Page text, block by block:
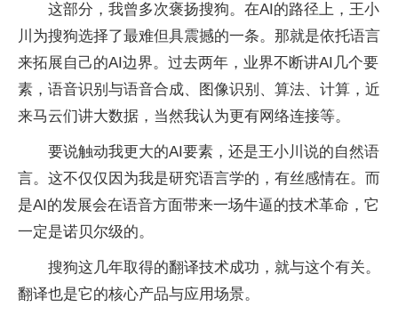
这部分，我曾多次褒扬搜狗。在AI的路径上，王小
川为搜狗选择了最难但具震撼的一条。那就是依托语言
来拓展自己的AI边界。过去两年，业界不断讲AI几个要
素，语音识别与语音合成、图像识别、算法、计算，近
来马云们讲大数据，当然我认为更有网络连接等。
要说触动我更大的AI要素，还是王小川说的自然语
言。这不仅仅因为我是研究语言学的，有丝感情在。而
是AI的发展会在语音方面带来一场牛逼的技术革命，它
一定是诺贝尔级的。
搜狗这几年取得的翻译技术成功，就与这个有关。
翻译也是它的核心产品与应用场景。